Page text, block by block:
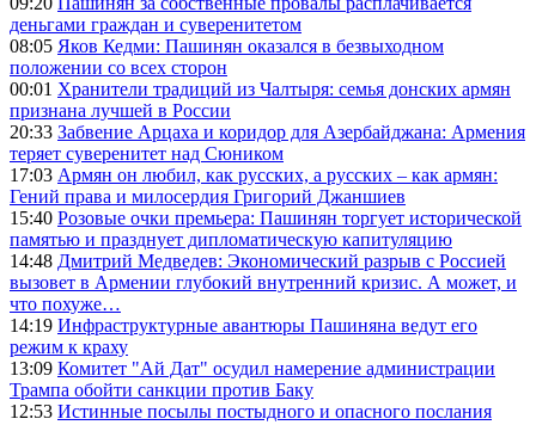
деньгами граждан и суверенитетом
08:05 Яков Кедми: Пашинян оказался в безвыходном
положении со всех сторон
00:01 Хранители традиций из Чалтыря: семья донских армян
признана лучшей в России
20:33 Забвение Арцаха и коридор для Азербайджана: Армения
теряет суверенитет над Сюником
17:03 Армян он любил, как русских, а русских – как армян:
Гений права и милосердия Григорий Джаншиев
15:40 Розовые очки премьера: Пашинян торгует исторической
памятью и празднует дипломатическую капитуляцию
14:48 Дмитрий Медведев: Экономический разрыв с Россией
вызовет в Армении глубокий внутренний кризис. А может, и
что похуже…
14:19 Инфраструктурные авантюры Пашиняна ведут его
режим к краху
13:09 Комитет "Ай Дат" осудил намерение администрации
Трампа обойти санкции против Баку
12:53 Истинные посылы постыдного и опасного послания